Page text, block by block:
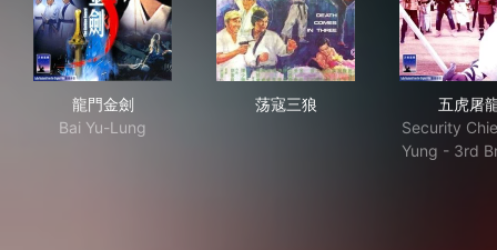
龍門金劍
Bai Yu-Lung
荡寇三狼
五虎屠
Security
Yung - 3rd